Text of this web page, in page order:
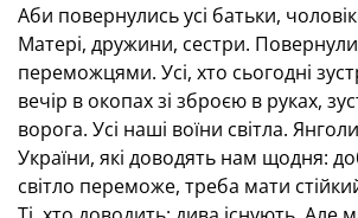
Аби повернулись усі батьки,
Матері, дружини, сестри.
переможцями. Усі, хто сьогодні
вечір в окопах зі зброєю в руках,
ворога. Усі наші воїни світла.
України, які доводять нам щодня:
світло переможе, треба мати стійкий